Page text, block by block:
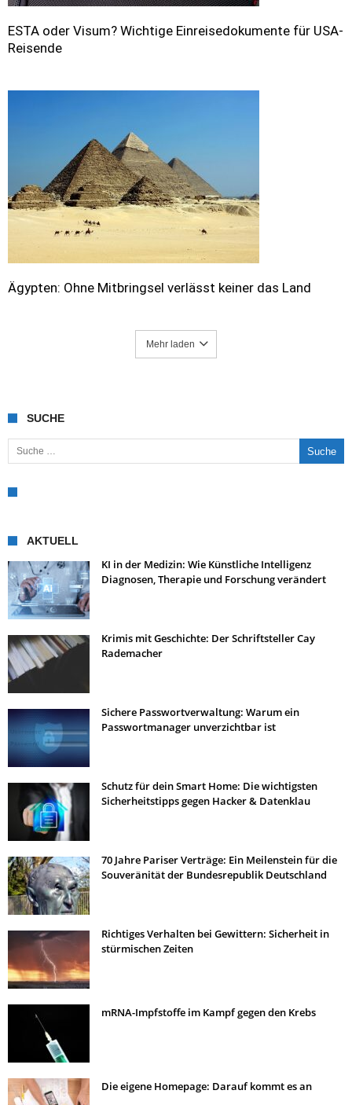
ESTA oder Visum? Wichtige Einreisedokumente für USA-
Reisende
Ägypten: Ohne Mitbringsel verlässt keiner das Land
Mehr laden
SUCHE
Suche nach:
AKTUELL
KI in der Medizin: Wie Künstliche Intelligenz
Diagnosen, Therapie und Forschung verändert
Krimis mit Geschichte: Der Schriftsteller Cay
Rademacher
Sichere Passwortverwaltung: Warum ein
Passwortmanager unverzichtbar ist
Schutz für dein Smart Home: Die wichtigsten
Sicherheitstipps gegen Hacker & Datenklau
70 Jahre Pariser Verträge: Ein Meilenstein für die
Souveränität der Bundesrepublik Deutschland
Richtiges Verhalten bei Gewittern: Sicherheit in
stürmischen Zeiten
mRNA-Impfstoffe im Kampf gegen den Krebs
Die eigene Homepage: Darauf kommt es an